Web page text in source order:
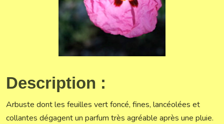
Description :
Arbuste dont les feuilles vert foncé, fines, lancéolées et
collantes dégagent un parfum très agréable après une pluie.